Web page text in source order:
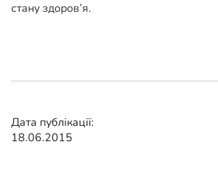
стану здоров’я.
Дата публікації:
18.06.2015